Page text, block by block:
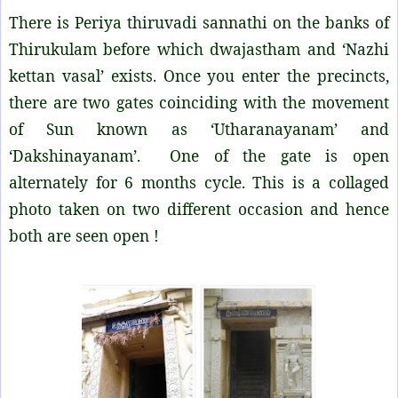
There is Periya thiruvadi sannathi on the banks of
Thirukulam before which dwajastham and ‘Nazhi
kettan vasal’ exists. Once you enter the precincts,
there are two gates coinciding with the movement
of Sun known as ‘Utharanayanam’ and
‘Dakshinayanam’. One of the gate is open
alternately for 6 months cycle. This is a collaged
photo taken on two different occasion and hence
both are seen open !